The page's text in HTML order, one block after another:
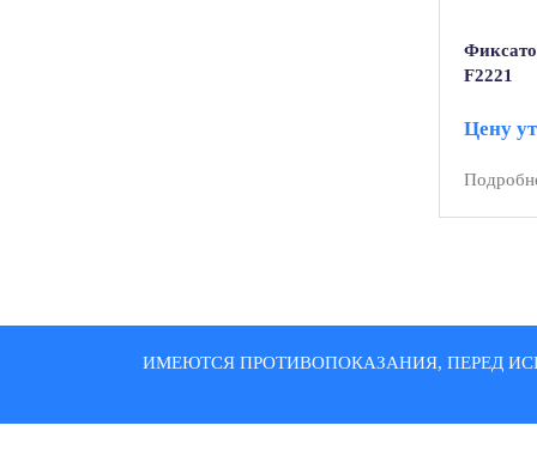
F2221
Цену
ИМЕЮТСЯ ПРОТИВОПОКАЗАНИЯ, ПЕРЕД